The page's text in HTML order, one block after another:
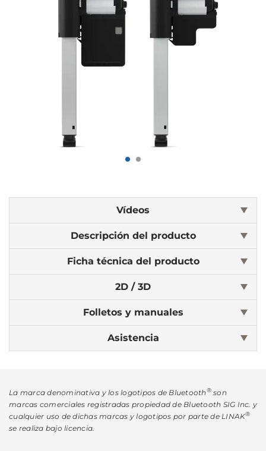
Vídeos
Descripción del producto
Ficha técnica del producto
2D / 3D
Folletos y manuales
Asistencia
La marca denominativa y los logotipos de Bluetooth®son
marcas comerciales registradas propiedad de Bluetooth SIG Inc. y
cualquier uso de dichas marcas y logotipos por parte de LINAK®
se realiza bajo licencia.